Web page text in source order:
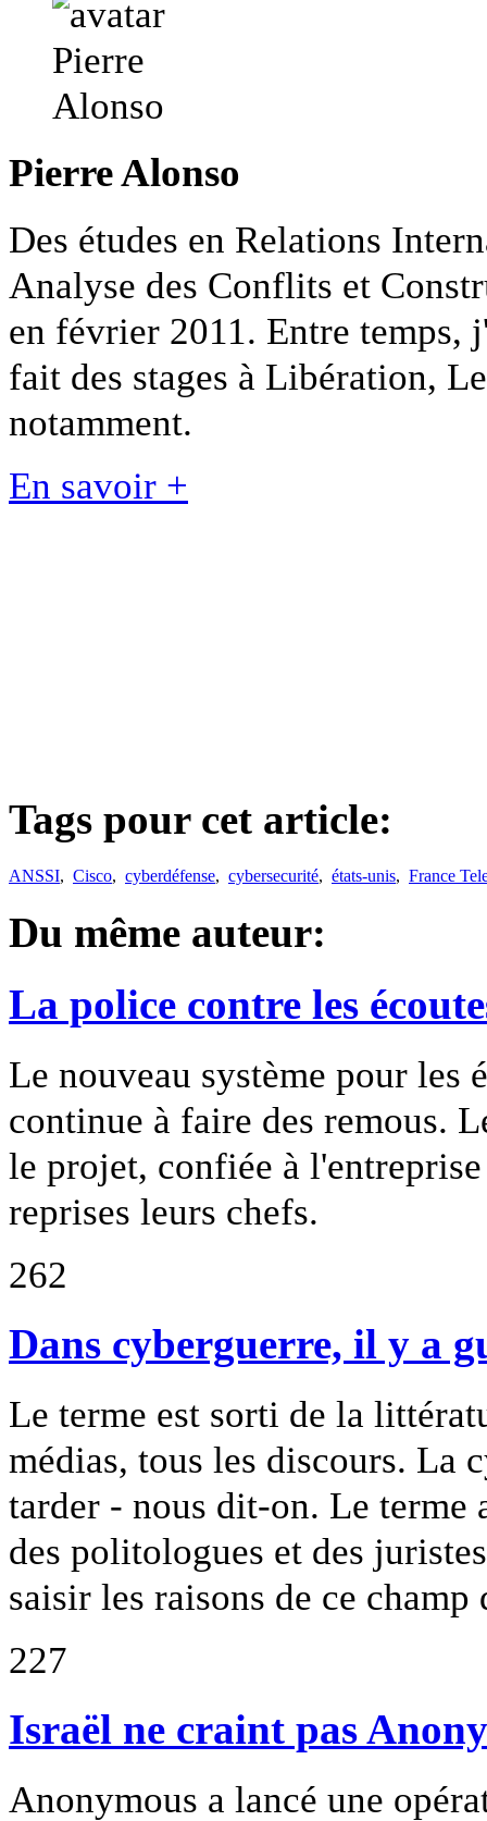
Pierre Alonso
Des études en Relations
Analyse des Conflits et
en février 2011. Entre
fait des stages à Libération,
notamment.
En savoir +
Tags pour cet article:
ANSSI, Cisco, cyberdéfense, cybersecurité, états-unis, France
Du même auteur:
La police contre les
Le nouveau système pour les
continue à faire des remous.
le projet, confiée à
reprises leurs chefs.
262
Dans cyberguerre, il y a
Le terme est sorti de la
médias, tous les discours. La
tarder - nous dit-on. Le terme
des politologues et des
saisir les raisons de ce
227
Israël ne craint pas
Anonymous a lancé une